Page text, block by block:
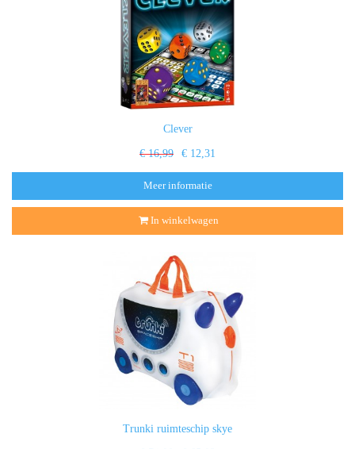
Clever
€ 16,99 € 12,31
Meer informatie
In winkelwagen
Trunki ruimteschip skye